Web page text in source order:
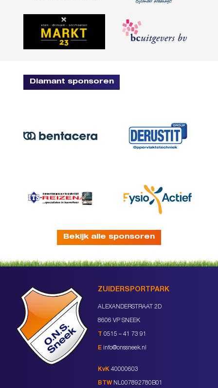
Diamant sponsoren
Bekijk alle sponsoren
ZUIDERSPORTPARK
ALEXANDERSTRAAT 2D
8606 VP SNEEK
T 0515 – 41 73 91
E info@onssneek.nl
KvK 40000603
BTW NL007892780B01